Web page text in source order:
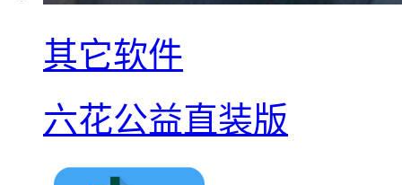
其它软件
六花公益直装版